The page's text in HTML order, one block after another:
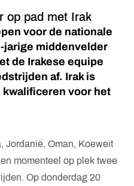
op pad met Irak
voor de nationale
jarige middenvelder
de Irakese equipe
af. Irak is
kwalificeren voor het
Jordanië, Oman, Koeweit
momenteel op plek twee
Op donderdag 20